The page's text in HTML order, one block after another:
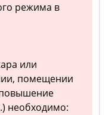
режима в
или
помещении
необходимо: